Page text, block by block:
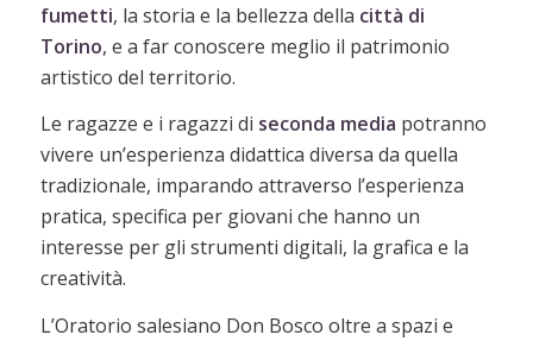
fumetti, la storia e la bellezza della città di
Torino, e a far conoscere meglio il patrimonio
artistico del territorio.
Le ragazze e i ragazzi di seconda media potranno
vivere un’esperienza didattica diversa da quella
tradizionale, imparando attraverso l’esperienza
pratica, specifica per giovani che hanno un
interesse per gli strumenti digitali, la grafica e la
creatività.
L’Oratorio salesiano Don Bosco oltre a spazi e